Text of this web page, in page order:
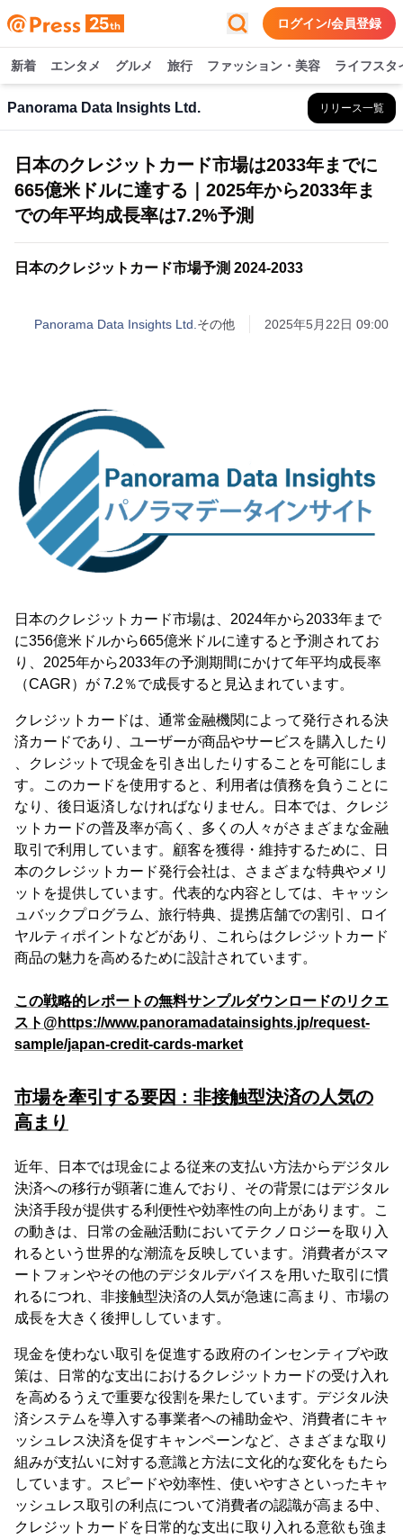
ログイン/会員登録
新着 エンタメ グルメ 旅行 ファッション・美容 ライフスタ
Panorama Data Insights Ltd. リリース一覧
日本のクレジットカード市場は2033年までに
665億米ドルに達する｜2025年から2033年ま
での年平均成長率は7.2%予測
日本のクレジットカード市場予測 2024-2033
Panorama Data Insights Ltd. その他 2025年5月22日 09:00
日本のクレジットカード市場は、2024年から2033年まで
に356億米ドルから665億米ドルに達すると予測されてお
り、2025年から2033年の予測期間にかけて年平均成長率
（CAGR）が 7.2％で成長すると見込まれています。
クレジットカードは、通常金融機関によって発行される決
済カードであり、ユーザーが商品やサービスを購入したり
、クレジットで現金を引き出したりすることを可能にしま
す。このカードを使用すると、利用者は債務を負うことに
なり、後日返済しなければなりません。日本では、クレジ
ットカードの普及率が高く、多くの人々がさまざまな金融
取引で利用しています。顧客を獲得・維持するために、日
本のクレジットカード発行会社は、さまざまな特典やメリ
ットを提供しています。代表的な内容としては、キャッシ
ュバックプログラム、旅行特典、提携店舗での割引、ロイ
ヤルティポイントなどがあり、これらはクレジットカード
商品の魅力を高めるために設計されています。
この戦略的レポートの無料サンプルダウンロードのリクエ
スト@https://www.panoramadatainsights.jp/request-
sample/japan-credit-cards-market
市場を牽引する要因 : 非接触型決済の人気の
高まり
近年、日本では現金による従来の支払い方法からデジタル
決済への移行が顕著に進んでおり、その背景にはデジタル
決済手段が提供する利便性や効率性の向上があります。こ
の動きは、日常の金融活動においてテクノロジーを取り入
れるという世界的な潮流を反映しています。消費者がスマ
ートフォンやその他のデジタルデバイスを用いた取引に慣
れるにつれ、非接触型決済の人気が急速に高まり、市場の
成長を大きく後押ししています。
現金を使わない取引を促進する政府のインセンティブや政
策は、日常的な支出におけるクレジットカードの受け入れ
を高めるうえで重要な役割を果たしています。デジタル決
済システムを導入する事業者への補助金や、消費者にキャ
ッシュレス決済を促すキャンペーンなど、さまざまな取り
組みが支払いに対する意識と方法に文化的な変化をもたら
しています。スピードや効率性、使いやすさといったキャ
ッシュレス取引の利点について消費者の認識が高まる中、
クレジットカードを日常的な支出に取り入れる意欲も強ま